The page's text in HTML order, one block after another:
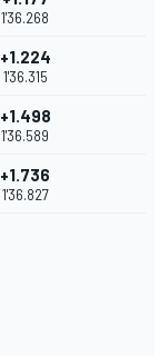
1'36.268
+1.224
1'36.315
+1.498
1'36.589
+1.736
1'36.827